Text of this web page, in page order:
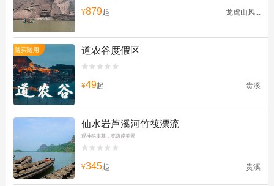
¥879起 龙虎山风...
随买随用 道农谷度假区


¥49起 贵溪
仙水岩芦溪河竹筏漂流
观神秘崖墓，览两岸美景


¥345起 贵溪